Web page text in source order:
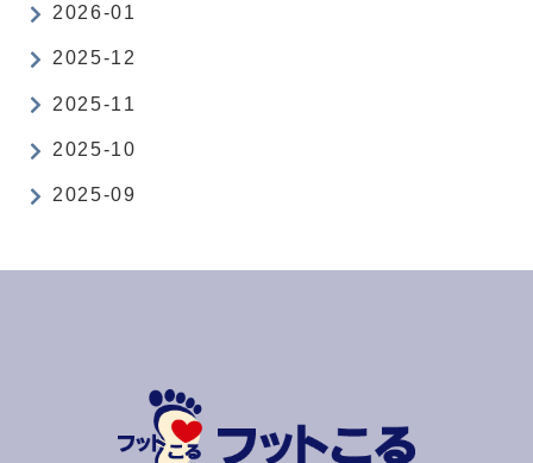
2026-01
2025-12
2025-11
2025-10
2025-09